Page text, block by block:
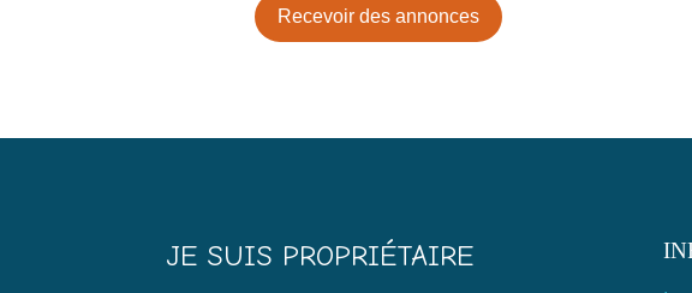
Recevoir des annonces
JE SUIS PROPRIÉTAIRE